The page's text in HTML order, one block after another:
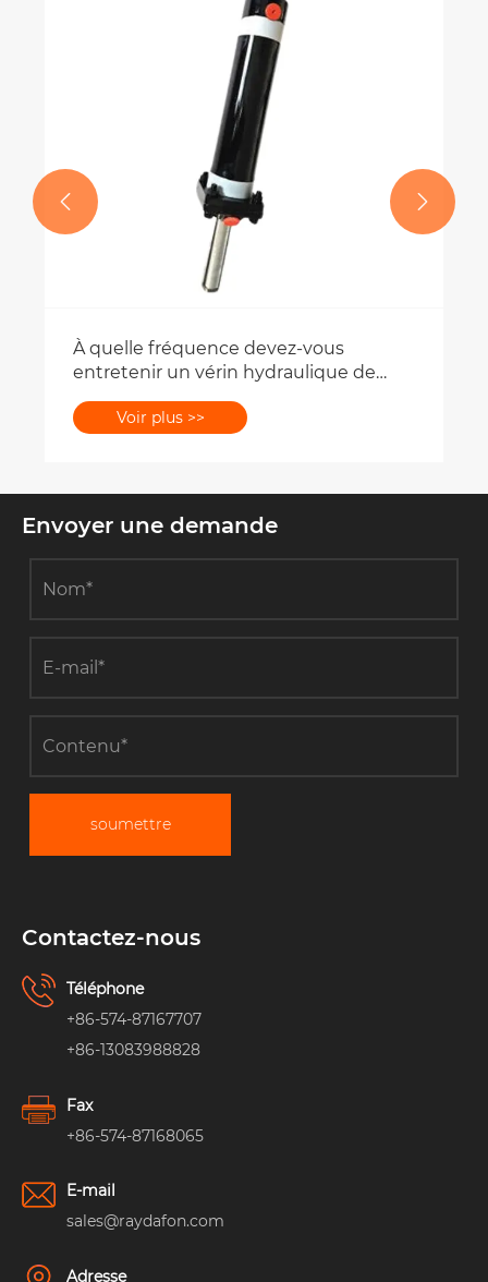
À quelle fréquence devez-vous
entretenir un vérin hydraulique de
direction ?
Voir plus >>
 
Envoyer une demande
soumettre
Contactez-nous
Téléphone
+86-574-87167707
+86-13083988828
Fax
+86-574-87168065
E-mail
sales@raydafon.com
Adresse